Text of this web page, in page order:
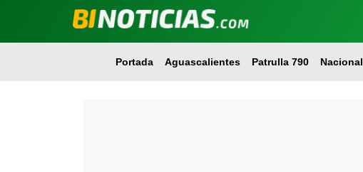
Portada Aguascalientes Patrulla 790 Nacional